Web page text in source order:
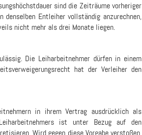
sind die Zeiträume vorheriger
denselben Entleiher vollständig anzurechnen,
nicht mehr als drei Monate liegen.
Die Leiharbeitnehmer dürfen in einem
hat der Verleiher den
in ihrem Vertrag ausdrücklich als
ist unter Bezug auf den
Wird gegen diese Vorgabe verstoßen,